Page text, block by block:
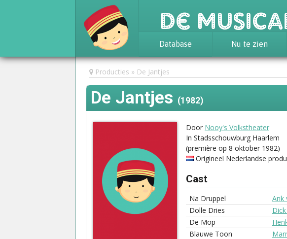
De
Database
Achtergrond
Awards
Statistieken
Nu te zien
Producties De Jantjes
De Jantjes (1982)
Door Nooy's Volkstheater
In Stadsschouwburg Haarlem
(première op 8 oktober 1982)
Origineel Nederlandse
Cast
Na Druppel
Ank
Dolle Dries
De Mop
Blauwe Toon